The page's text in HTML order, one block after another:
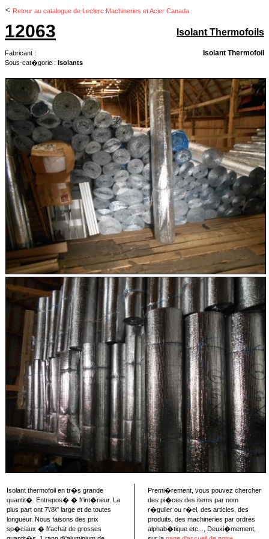
< Retour au catalogue de Leclerc Machineries et Acier Canada
12063
Fabricant :
Sous-cat�gorie : Isolants
Isolant Thermofoils
Isolant Thermofoil
Isolant thermofoil en tr�s grande
quantit�. Entrepos� � l\'int�rieur. La
plus part ont 7\'8\" large et de toutes
longueur. Nous faisons des prix
sp�ciaux � l\'achat de grosses
Premi�rement, vous pouvez chercher
des pi�ces des items par nom
r�gulier ou r�el, des articles, des
produits, des machineries par ordres
alphab�tique etc..., Deuxi�mement,